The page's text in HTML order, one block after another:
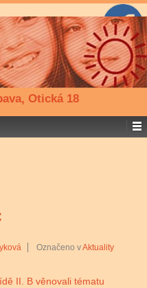
Otická 18
Označeno vAktuality
II. B věnovali tématu